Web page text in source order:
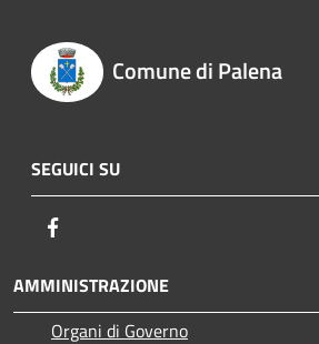
Comune di Palena
SEGUICI SU
AMMINISTRAZIONE
Organi di Governo